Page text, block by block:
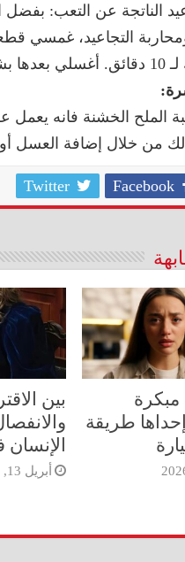
الناتجة عن التعب:
التجاعيد، غمسي
الورد.
الملح الخشنة فانه يعمل
من خلال إضافة العسل أو
Facebook
Twitter
مبكرة
طريقة
بين
أبريل 13, 2026